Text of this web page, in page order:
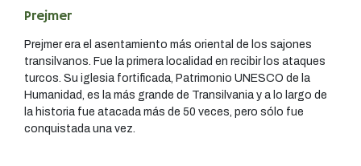
Prejmer
Prejmer era el asentamiento más oriental de los sajones
transilvanos. Fue la primera localidad en recibir los ataques
turcos. Su iglesia fortificada, Patrimonio UNESCO de la
Humanidad, es la más grande de Transilvania y a lo largo de
la historia fue atacada más de 50 veces, pero sólo fue
conquistada una vez.